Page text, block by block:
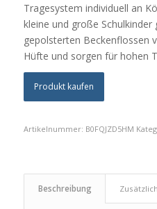
Tragesystem individuell an
kleine und große Schulkinder
gepolsterten Beckenflossen
Hüfte und sorgen für hohen
Produkt kaufen
Artikelnummer: B0FQJZD5HM
Beschreibung